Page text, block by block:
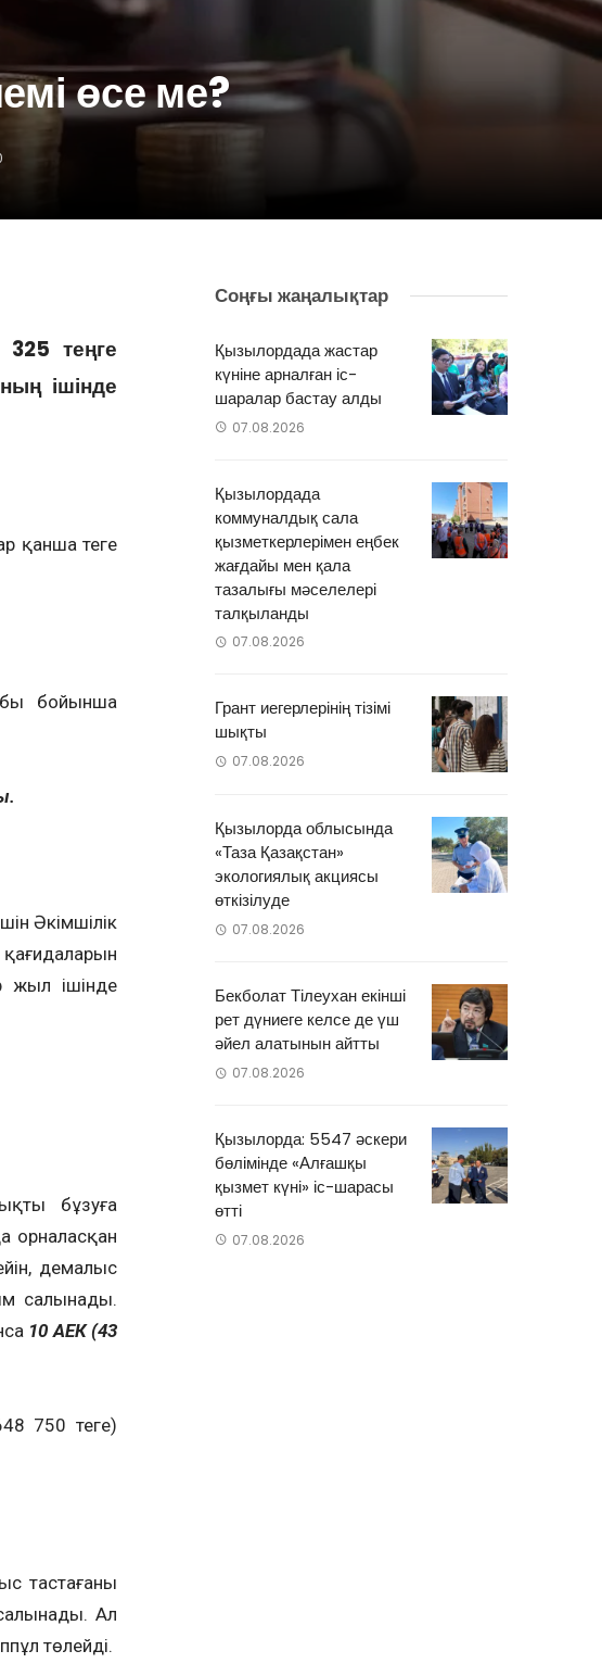
өсе ме?
теңге
ішінде
қанша теңге
бойынша
Әкімшілік
жыл ішінде
бұзуға
орналасқан
демалыс
салынады.
10 АЕК (43
750 теңге)
тастағаны
Ал
төлейді.
Соңғы жаңалықтар
Қызылордада жастар
күніне арналған іс-
шаралар бастау алды
07.08.2026
Қызылордада
коммуналдық сала
қызметкерлерімен еңбек
жағдайы мен қала
тазалығы мәселелері
талқыланды
07.08.2026
Грант иегерлерінің тізімі
шықты
07.08.2026
Қызылорда облысында
«Таза Қазақстан»
экологиялық акциясы
өткізілуде
07.08.2026
Бекболат Тілеухан екінші
рет дүниеге келсе де үш
әйел алатынын айтты
07.08.2026
Қызылорда: 5547 әскери
бөлімінде «Алғашқы
қызмет күні» іс-шарасы
өтті
07.08.2026